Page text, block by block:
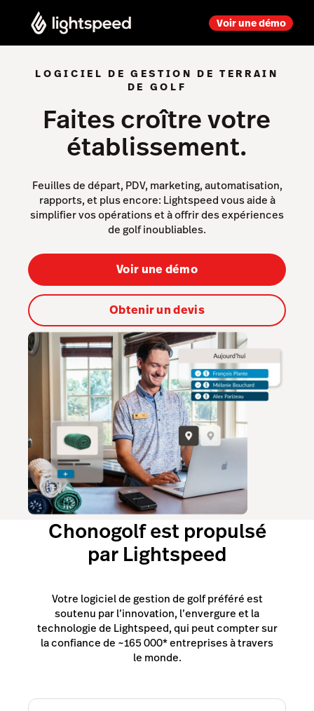
Voir une démo
LOGICIEL DE GESTION DE TERRAIN
DE GOLF
Faites croître votre
établissement.
Feuilles de départ, PDV, marketing, automatisation,
rapports, et plus encore: Lightspeed vous aide à
simplifier vos opérations et à offrir des expériences
de golf inoubliables.
Voir une démo
Obtenir un devis
Chonogolf est propulsé
par Lightspeed
Votre logiciel de gestion de golf préféré est
soutenu par l’innovation, l’envergure et la
technologie de Lightspeed, qui peut compter sur
la confiance de ~165 000* entreprises à travers
le monde.